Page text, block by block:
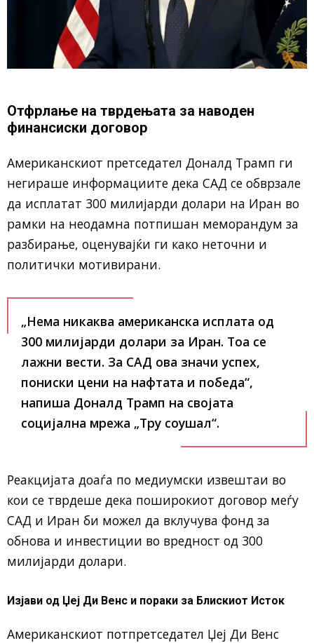
Отфрлање на тврдењата за наводен
финансиски договор
Американскиот претседател Доналд Трамп ги
негираше информациите дека САД се обврзале
да исплатат 300 милијарди долари на Иран во
рамки на неодамна потпишан меморандум за
разбирање, оценувајќи ги како неточни и
политички мотивирани.
„Нема никаква американска исплата од
300 милијарди долари за Иран. Тоа се
лажни вести. За САД ова значи успех,
пониски цени на нафтата и победа“,
напиша Доналд Трамп на својата
социјална мрежа „Тру соушал“.
Реакцијата доаѓа по медиумски извештаи во
кои се тврдеше дека поширокиот договор меѓу
САД и Иран би можел да вклучува фонд за
обнова и инвестиции во вредност од 300
милијарди долари.
Изјави од Џеј Ди Венс и пораки за Блискиот Исток
Американскиот потпретседател Џеј Ди Венс